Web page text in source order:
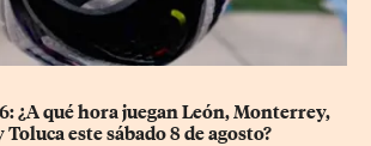
¿A qué hora juegan León, Monterrey,
este sábado 8 de agosto?